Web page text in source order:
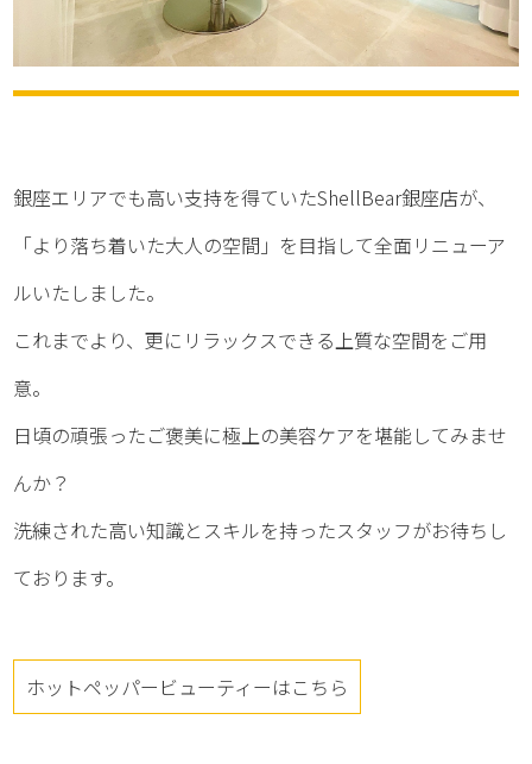
銀座エリアでも高い支持を得ていたShellBear銀座店が、
「より落ち着いた大人の空間」を目指して全面リニューア
ルいたしました。
これまでより、更にリラックスできる上質な空間をご用
意。
日頃の頑張ったご褒美に極上の美容ケアを堪能してみませ
んか？
洗練された高い知識とスキルを持ったスタッフがお待ちし
ております。
ホットペッパービューティーはこちら